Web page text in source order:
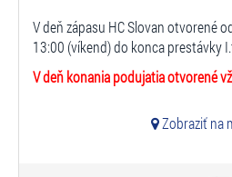
V deň zápasu HC Slovan otvorené
13:00 (víkend) do konca prestávky
V deň konania podujatia otvorené
Zobraziť na